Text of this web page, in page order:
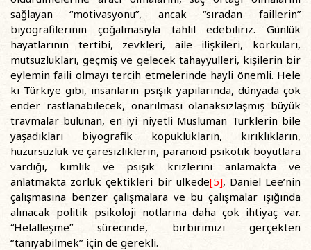
sağlayan “motivasyonu”, ancak “sıradan faillerin”
biyografilerinin çoğalmasıyla tahlil edebiliriz. Günlük
hayatlarının tertibi, zevkleri, aile ilişkileri, korkuları,
mutsuzlukları, geçmiş ve gelecek tahayyülleri, kişilerin bir
eylemin faili olmayı tercih etmelerinde hayli önemli. Hele
ki Türkiye gibi, insanların psişik yapılarında, dünyada çok
ender rastlanabilecek, onarılması olanaksızlaşmış büyük
travmalar bulunan, en iyi niyetli Müslüman Türklerin bile
yaşadıkları biyografik kopuklukların, kırıklıkların,
huzursuzluk ve çaresizliklerin, paranoid psikotik boyutlara
vardığı, kimlik ve psişik krizlerini anlamakta ve
anlatmakta zorluk çektikleri bir ülkede[5], Daniel Lee’nin
çalışmasına benzer çalışmalara ve bu çalışmalar ışığında
alınacak politik psikoloji notlarına daha çok ihtiyaç var.
“Helalleşme” sürecinde, birbirimizi gerçekten
‘’tanıyabilmek’’ için de gerekli.